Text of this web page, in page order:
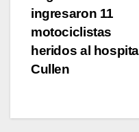
de
entradas
ingresaron 11
motociclistas
heridos al hospital
Cullen